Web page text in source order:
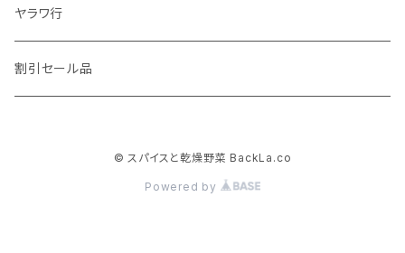
ヤラワ行
割引セール品
© スパイスと乾燥野菜 BackLa.co
Powered by